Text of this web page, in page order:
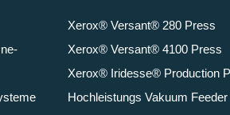
Xerox® Versant® 280 Press
Xerox® Versant® 4100 Press
Xerox® Iridesse® Production
Hochleistungs Vakuum Feeder